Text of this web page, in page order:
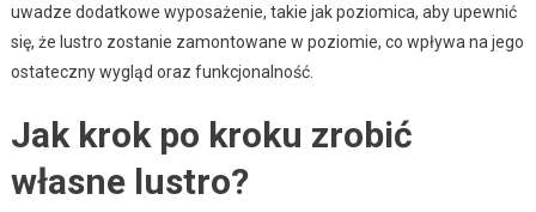
uwadze dodatkowe wyposażenie, takie jak poziomica, aby upewnić
się, że lustro zostanie zamontowane w poziomie, co wpływa na jego
ostateczny wygląd oraz funkcjonalność.
Jak krok po kroku zrobić
własne lustro?